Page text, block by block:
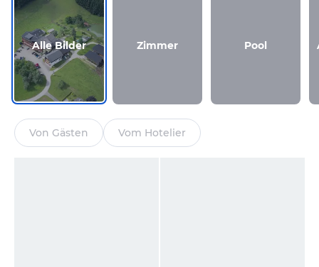
Alle Bilder Zimmer Pool
Von Gästen Vom Hotelier